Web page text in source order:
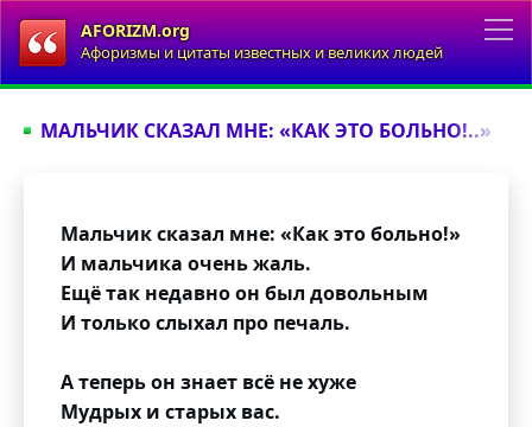
AFORIZM.org
Афоризмы и цитаты известных и великих людей
МАЛЬЧИК СКАЗАЛ МНЕ: «КАК ЭТО БОЛЬНО!..»
Мальчик сказал мне: «Как это больно!»
И мальчика очень жаль.
Ещё так недавно он был довольным
И только слыхал про печаль.
А теперь он знает всё не хуже
Мудрых и старых вас.